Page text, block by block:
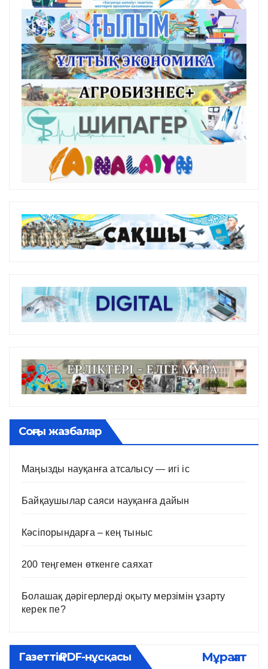
Соңғы жазбалар
Маңызды науқанға атсалысу — игі іс
Байқаушылар саяси науқанға дайын
Кәсіпорындарға – кең тыныс
200 теңгемен өткенге саяхат
Болашақ дәрігерлерді оқыту мерзімін ұзарту
керек пе?
Газеттің PDF-нұсқасы Мұрағат